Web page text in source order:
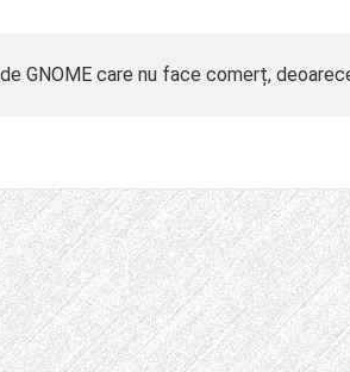
GNOME care nu face comerț,